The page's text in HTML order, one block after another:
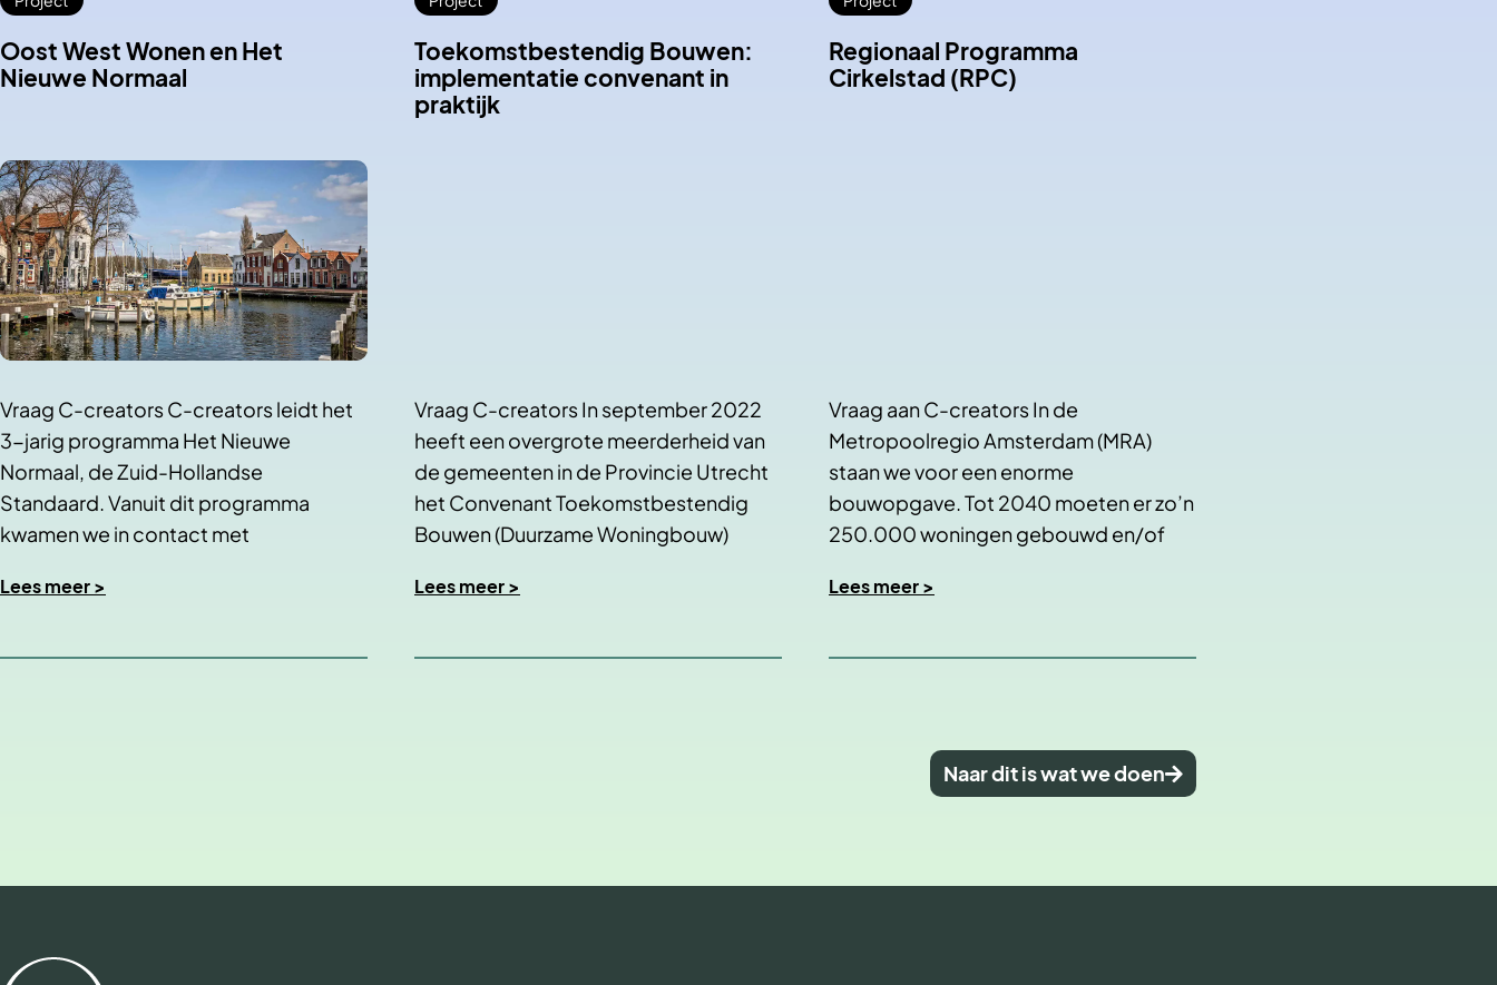
Oost West Wonen en Het
Nieuwe Normaal
Vraag C-creators C-creators leidt het
3-jarig programma Het Nieuwe
Normaal, de Zuid-Hollandse
Standaard. Vanuit dit programma
kwamen we in contact met
Lees meer >
Toekomstbestendig Bouwen:
implementatie convenant in
praktijk
Vraag C-creators In september 2022
heeft een overgrote meerderheid van
de gemeenten in de Provincie Utrecht
het Convenant Toekomstbestendig
Bouwen (Duurzame Woningbouw)
Lees meer >
Regionaal Programma
Cirkelstad (RPC)
Vraag aan C-creators In de
Metropoolregio Amsterdam (MRA)
staan we voor een enorme
bouwopgave. Tot 2040 moeten er zo’n
250.000 woningen gebouwd en/of
Lees meer >
Naar dit is wat we doen